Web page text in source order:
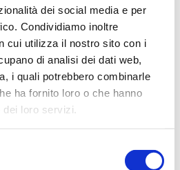
dei social media e per
Condividiamo inoltre
cui utilizza il nostro sito con i
di analisi dei dati web,
i quali potrebbero combinarle
ha fornito loro o che hanno
loro servizi.
250g
– 100g